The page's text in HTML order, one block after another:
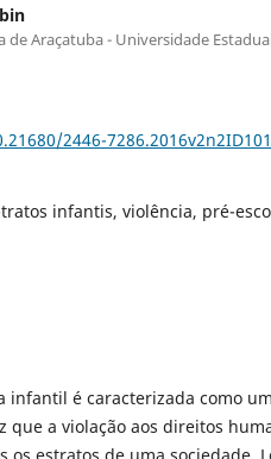
de Araçatuba - Universidade
2446-
infantis, violência, pré-
infantil é caracterizada como
que a violação aos direitos